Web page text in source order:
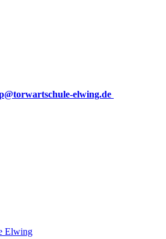
elwing.de